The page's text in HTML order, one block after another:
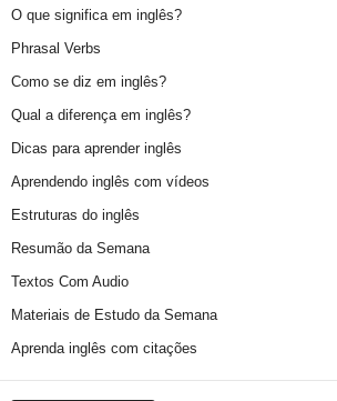
O que significa em inglês?
Phrasal Verbs
Como se diz em inglês?
Qual a diferença em inglês?
Dicas para aprender inglês
Aprendendo inglês com vídeos
Estruturas do inglês
Resumão da Semana
Textos Com Audio
Materiais de Estudo da Semana
Aprenda inglês com citações